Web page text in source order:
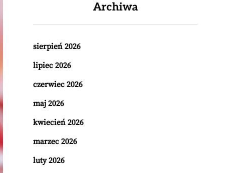
Archiwa
sierpień 2026
lipiec 2026
czerwiec 2026
maj 2026
kwiecień 2026
marzec 2026
luty 2026